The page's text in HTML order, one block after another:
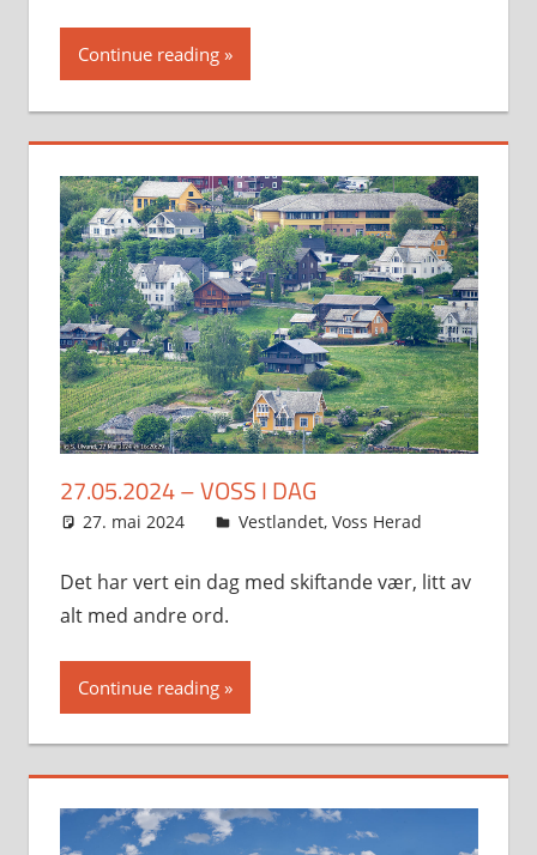
Continue reading
27.05.2024 – VOSS I DAG
27. mai 2024 Svein
Vestlandet, Voss Herad
Det har vert ein dag med skiftande vær, litt av
alt med andre ord.
Continue reading